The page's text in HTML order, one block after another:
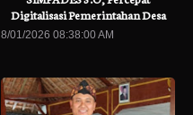
Digitalisasi Pemerintahan Desa
8/01/2026 08:38:00 AM